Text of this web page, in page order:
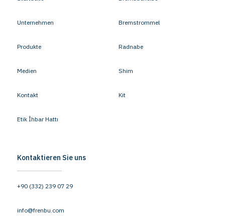
Unternehmen
Produkte
Medien
Kontakt
Etik İhbar Hattı
Bremstrommel
Radnabe
Shim
Kit
Kontaktieren Sie uns
+90 (332) 239 07 29
info@frenbu.com